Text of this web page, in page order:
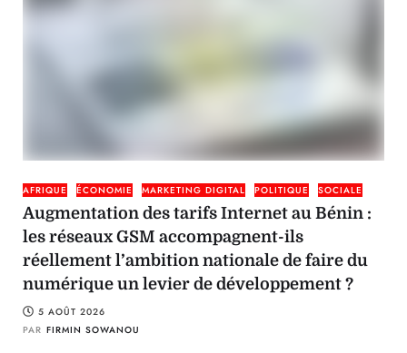
AFRIQUE ÉCONOMIE MARKETING DIGITAL POLITIQUE SOCIALE
Augmentation des tarifs Internet au Bénin :
les réseaux GSM accompagnent-ils
réellement l’ambition nationale de faire du
numérique un levier de développement ?
5 AOÛT 2026
PAR FIRMIN SOWANOU